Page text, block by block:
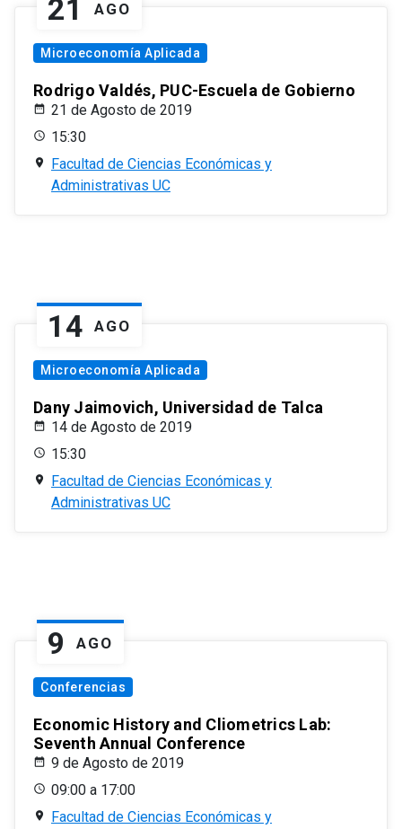
21 AGO
Microeconomía Aplicada
Rodrigo Valdés, PUC-Escuela de Gobierno
21 de Agosto de 2019
15:30
Facultad de Ciencias Económicas y
Administrativas UC
14 AGO
Microeconomía Aplicada
Dany Jaimovich, Universidad de Talca
14 de Agosto de 2019
15:30
Facultad de Ciencias Económicas y
Administrativas UC
9 AGO
Conferencias
Economic History and Cliometrics Lab:
Seventh Annual Conference
9 de Agosto de 2019
09:00 a 17:00
Facultad de Ciencias Económicas y